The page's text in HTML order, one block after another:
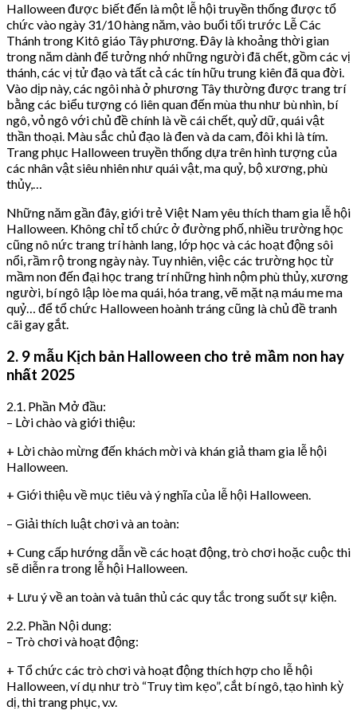
Halloween được biết đến là một lễ hội truyền thống được tổ
chức vào ngày 31/10 hàng năm, vào buổi tối trước Lễ Các
Thánh trong Kitô giáo Tây phương. Đây là khoảng thời gian
trong năm dành để tưởng nhớ những người đã chết, gồm các vị
thánh, các vị tử đạo và tất cả các tín hữu trung kiên đã qua đời.
Vào dịp này, các ngôi nhà ở phương Tây thường được trang trí
bằng các biểu tượng có liên quan đến mùa thu như bù nhìn, bí
ngô, vỏ ngô với chủ đề chính là về cái chết, quỷ dữ, quái vật
thần thoại. Màu sắc chủ đạo là đen và da cam, đôi khi là tím.
Trang phục Halloween truyền thống dựa trên hình tượng của
các nhân vật siêu nhiên như quái vật, ma quỷ, bộ xương, phù
thủy,…
Những năm gần đây, giới trẻ Việt Nam yêu thích tham gia lễ hội
Halloween. Không chỉ tổ chức ở đường phố, nhiều trường học
cũng nô nức trang trí hành lang, lớp học và các hoạt động sôi
nổi, rầm rộ trong ngày này. Tuy nhiên, việc các trường học từ
mầm non đến đại học trang trí những hình nộm phù thủy, xương
người, bí ngô lập lòe ma quái, hóa trang, vẽ mặt nạ máu me ma
quỷ… để tổ chức Halloween hoành tráng cũng là chủ đề tranh
cãi gay gắt.
2. 9 mẫu Kịch bản Halloween cho trẻ mầm non hay
nhất 2025
2.1. Phần Mở đầu:
– Lời chào và giới thiệu:
+ Lời chào mừng đến khách mời và khán giả tham gia lễ hội
Halloween.
+ Giới thiệu về mục tiêu và ý nghĩa của lễ hội Halloween.
– Giải thích luật chơi và an toàn:
+ Cung cấp hướng dẫn về các hoạt động, trò chơi hoặc cuộc thi
sẽ diễn ra trong lễ hội Halloween.
+ Lưu ý về an toàn và tuân thủ các quy tắc trong suốt sự kiện.
2.2. Phần Nội dung:
– Trò chơi và hoạt động:
+ Tổ chức các trò chơi và hoạt động thích hợp cho lễ hội
Halloween, ví dụ như trò “Truy tìm kẹo”, cắt bí ngô, tạo hình kỳ
dị, thi trang phục, v.v.